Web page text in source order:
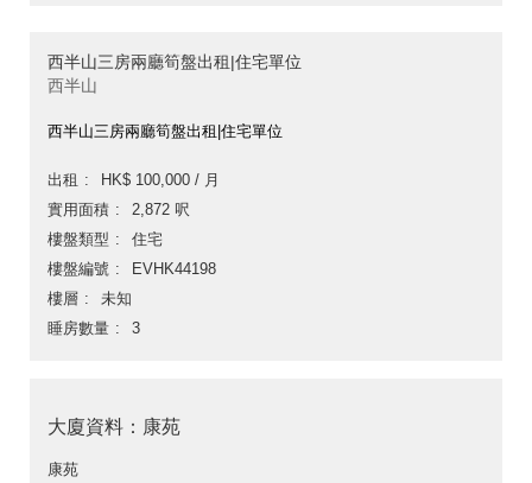
西半山三房兩廳筍盤出租|住宅單位
西半山
西半山三房兩廳筍盤出租|住宅單位
出租
HK$ 100,000 / 月
實用面積
2,872 呎
樓盤類型
住宅
樓盤編號
EVHK44198
樓層
未知
睡房數量
3
大廈資料：康苑
康苑